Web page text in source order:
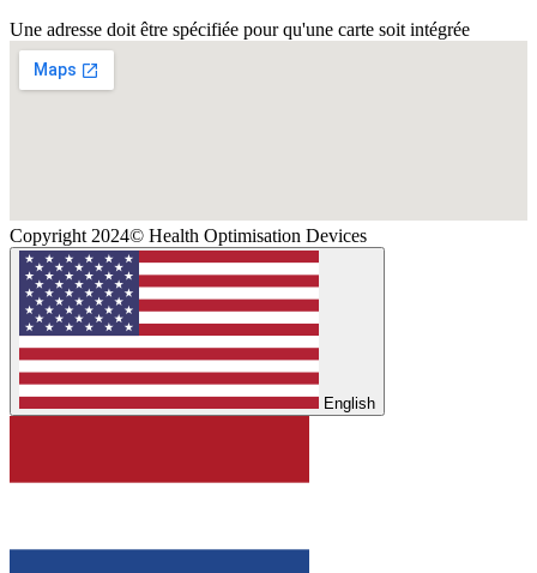
Une adresse doit être spécifiée pour qu'une carte soit intégrée
Copyright 2024© Health Optimisation Devices
English